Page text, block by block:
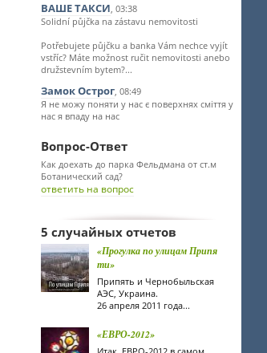
ВАШЕ ТАКСИ, 03:38
Solidní půjčka na zástavu nemovitosti
Potřebujete půjčku a banka Vám nechce vyjít
vstříc? Máte možnost ručit nemovitosti anebo
družstevním bytem?...
Замок Острог, 08:49
Я не можу поняти у нас є поверхнях сміття у
нас я впаду на нас
Вопрос-Ответ
Как доехать до парка Фельдмана от ст.м
Ботанический сад?
ответить на вопрос
5 случайных отчетов
«Прогулка по улицам Припя
ти»
Припять и Чернобыльская
АЭС, Украина.
26 апреля 2011 года...
«ЕВРО-2012»